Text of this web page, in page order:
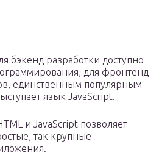
бэкенд разработки доступно
для фронтенд
единственным популярным
язык JavaScript.
и JavaScript позволяет
так крупные